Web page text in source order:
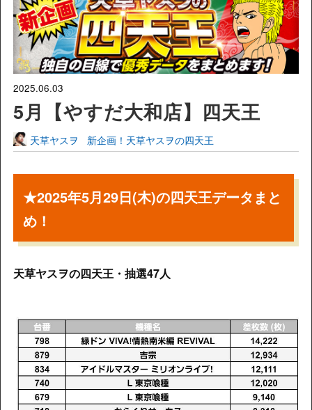
2025.06.03
5月【やすだ大和店】四天王
天草ヤスヲ 新企画！天草ヤスヲの四天王
★2025年5月29日(木)の四天王データまと
め！
天草ヤスヲの四天王・抽選47人